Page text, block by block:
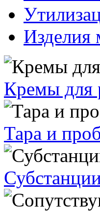
Изделия
Кремы для
Тара и